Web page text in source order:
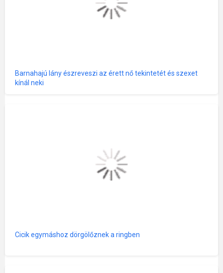
Barnahajú lány észreveszi az érett nő tekintetét és szexet
kínál neki
Cicik egymáshoz dörgölőznek a ringben